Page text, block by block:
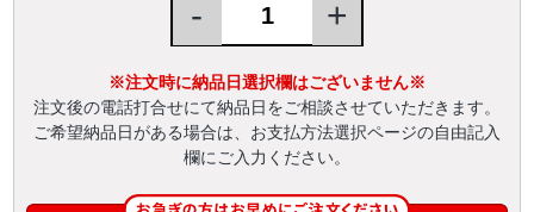
- +
※注文時に納品日選択欄はございません※
注文後の電話打合せにて納品日をご相談させていただきます。
ご希望納品日がある場合は、お支払方法選択ページの自由記入
欄にご入力ください。